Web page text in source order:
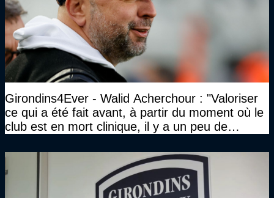
Girondins4Ever - Walid Acherchour : "Valoriser
ce qui a été fait avant, à partir du moment où le
club est en mort clinique, il y a un peu de